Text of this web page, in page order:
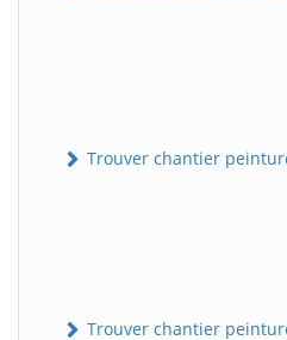
Trouver chantier
Trouver chantier